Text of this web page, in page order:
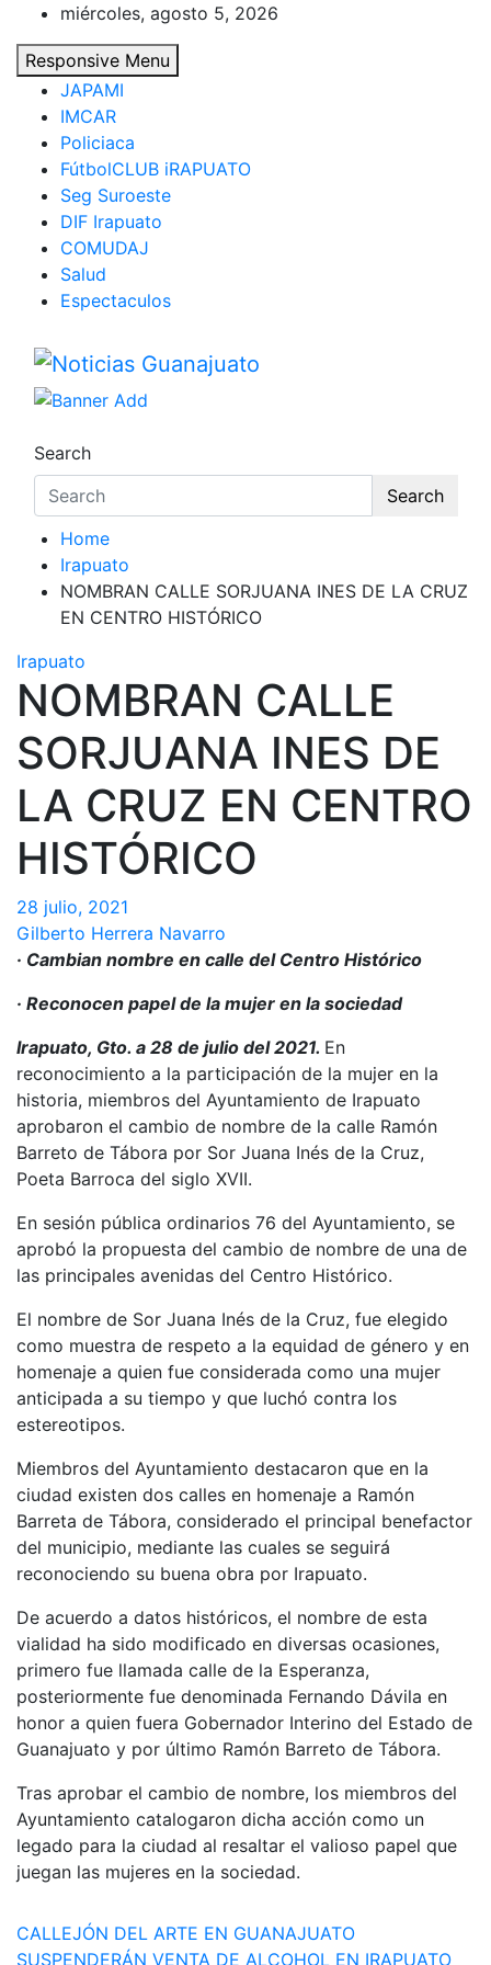
content
miércoles, agosto 5, 2026
Responsive Menu
JAPAMI
IMCAR
Policiaca
FútbolCLUB iRAPUATO
Seg Suroeste
DIF Irapuato
COMUDAJ
Salud
Espectaculos
Noticias Guanajuato
Search
Search
Home
Irapuato
NOMBRAN CALLE SORJUANA INES DE LA CRUZ
EN CENTRO HISTÓRICO
Irapuato
NOMBRAN CALLE
SORJUANA INES DE
LA CRUZ EN CENTRO
HISTÓRICO
28 julio, 2021
Gilberto Herrera Navarro
· Cambian nombre en calle del Centro Histórico
· Reconocen papel de la mujer en la sociedad
Irapuato, Gto. a 28 de julio del 2021. En
reconocimiento a la participación de la mujer en la
historia, miembros del Ayuntamiento de Irapuato
aprobaron el cambio de nombre de la calle Ramón
Barreto de Tábora por Sor Juana Inés de la Cruz,
Poeta Barroca del siglo XVII.
En sesión pública ordinarios 76 del Ayuntamiento, se
aprobó la propuesta del cambio de nombre de una de
las principales avenidas del Centro Histórico.
El nombre de Sor Juana Inés de la Cruz, fue elegido
como muestra de respeto a la equidad de género y en
homenaje a quien fue considerada como una mujer
anticipada a su tiempo y que luchó contra los
estereotipos.
Miembros del Ayuntamiento destacaron que en la
ciudad existen dos calles en homenaje a Ramón
Barreta de Tábora, considerado el principal benefactor
del municipio, mediante las cuales se seguirá
reconociendo su buena obra por Irapuato.
De acuerdo a datos históricos, el nombre de esta
vialidad ha sido modificado en diversas ocasiones,
primero fue llamada calle de la Esperanza,
posteriormente fue denominada Fernando Dávila en
honor a quien fuera Gobernador Interino del Estado de
Guanajuato y por último Ramón Barreto de Tábora.
Tras aprobar el cambio de nombre, los miembros del
Ayuntamiento catalogaron dicha acción como un
legado para la ciudad al resaltar el valioso papel que
juegan las mujeres en la sociedad.
Navegación
CALLEJÓN DEL ARTE EN GUANAJUATO
SUSPENDERÁN VENTA DE ALCOHOL EN IRAPUATO